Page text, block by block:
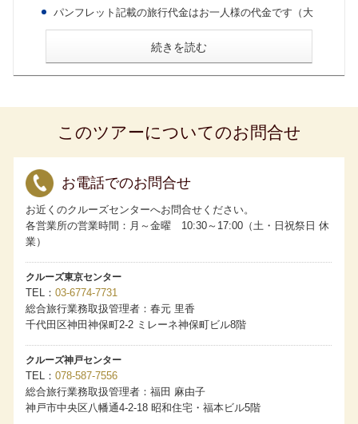
パンフレット記載の旅行代金はお一人様の代金です（大
会員であることが条件です。お申し込みの際には「My
ASUKA CLUB」会員番号をお知らせください。
食事のご用意はございますが、粉ミルク、離乳食、アレル
お一人様でご利用いただける客室には限りがございます。
相部屋は承っていません。
客室の3人および4人利用について
人利用が可能です。
・グランドペントハウス、キャプテンズスイート、パノラ
マスイートはスタッキングベッドを使用して3人利用が可能
です。
・アスカスイート、一部のミッドシップスイートは備え付
わらず当該クルーズのアスカバルコニーDの2名1室利用時の
お一人様分の旅行代金となります。
客室番号のご希望について
・ペントハウスクラス、スイートクラス：すべてのクルー
ズにてフルクルーズ（全区間）をご予約の場合、ご希望を
お預かりします。
ーズ（全区間）をご予約の場合、ご希望をお預かりしま
す。
・ご希望がある場合は、お申し込みの旅行会社および販売
店へお申し出ください。ただし客室番号は乗船券発券時に
最終確定します。ご希望にそえない場合もございます。
・客室番号のご希望が重なった場合は、「My ASUKA
続きを読む
このツアーについてのお問合せ
お電話でのお問合せ
お近くのクルーズセンターへお問合せください。
各営業所の営業時間：月～金曜 10:30～17:00（土・日祝祭日 休
業）
クルーズ東京センター
TEL
03-6774-7731
総合旅行業務取扱管理者：春元 里香
千代田区神田神保町2-2 ミレーネ神保町ビル8階
クルーズ神戸センター
TEL
078-587-7556
総合旅行業務取扱管理者：福田 麻由子
神戸市中央区八幡通4-2-18 昭和住宅・福本ビル5階